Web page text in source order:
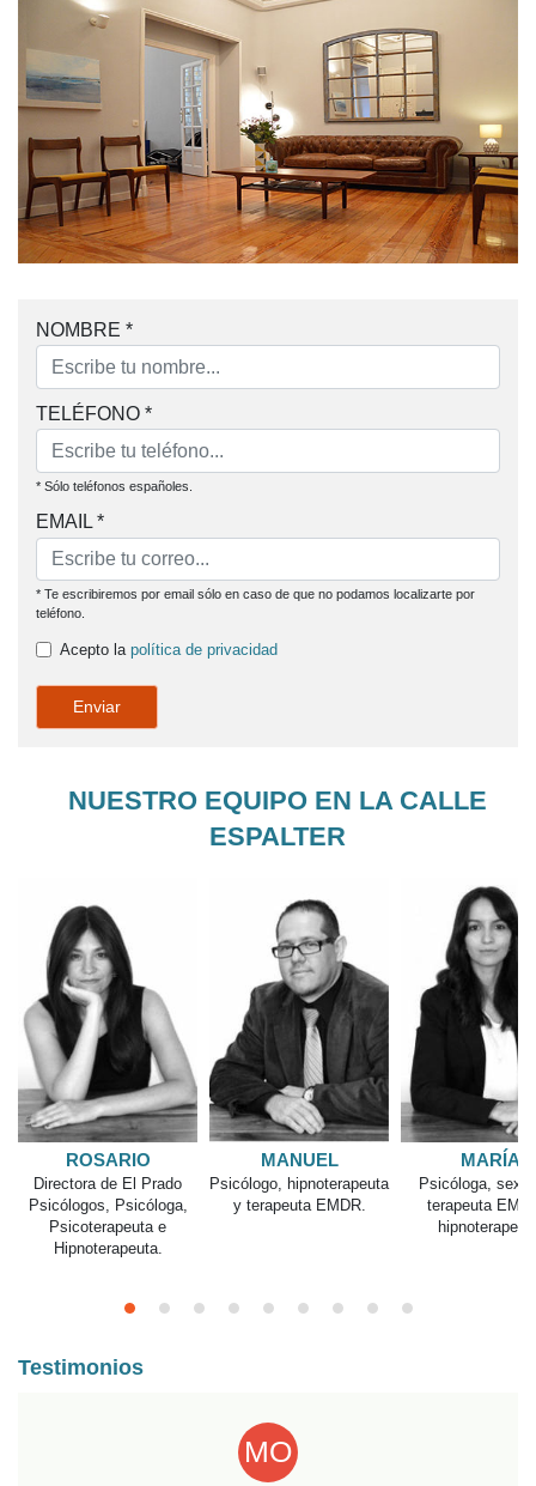
NOMBRE *
TELÉFONO *
* Sólo teléfonos españoles.
EMAIL*
* Te escribiremos por email sólo en caso de que no podamos localizarte por
teléfono.
Acepto la política de privacidad
Enviar
NUESTRO EQUIPO EN LA CALLE
ESPALTER
ROSARIO
Directora de El Prado
Psicólogos, Psicóloga,
Psicoterapeuta e
Hipnoterapeuta.
MANUEL
Psicólogo, hipnoterapeuta
y terapeuta EMDR.
MARÍA
Psicóloga,
terapeuta
Testimonios